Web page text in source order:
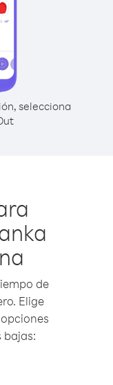
selecciona
de
Elige
bajas: